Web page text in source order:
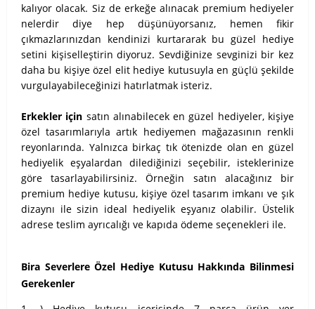
kalıyor olacak. Siz de erkeğe alınacak premium hediyeler
nelerdir diye hep düşünüyorsanız, hemen fikir
çıkmazlarınızdan kendinizi kurtararak bu güzel hediye
setini kişiselleştirin diyoruz. Sevdiğinize sevginizi bir kez
daha bu kişiye özel elit hediye kutusuyla en güçlü şekilde
vurgulayabileceğinizi hatırlatmak isteriz.
Erkekler için satın alınabilecek en güzel hediyeler, kişiye
özel tasarımlarıyla artık hediyemen mağazasının renkli
reyonlarında. Yalnızca birkaç tık ötenizde olan en güzel
hediyelik eşyalardan dilediğinizi seçebilir, isteklerinize
göre tasarlayabilirsiniz. Örneğin satın alacağınız bir
premium hediye kutusu, kişiye özel tasarım imkanı ve şık
dizaynı ile sizin ideal hediyelik eşyanız olabilir. Üstelik
adrese teslim ayrıcalığı ve kapıda ödeme seçenekleri ile.
Bira Severlere Özel Hediye Kutusu Hakkında Bilinmesi
Gerekenler